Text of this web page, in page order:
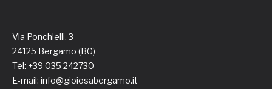
Via Ponchielli, 3
24125 Bergamo (BG)
Tel: +39 035 242730
E-mail: info@gioiosabergamo.it